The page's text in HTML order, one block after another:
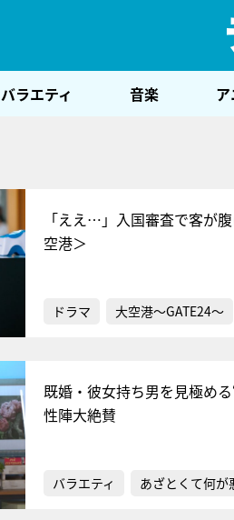
バラエティ 音楽
「ええ…」入国審査で客が
空港＞
ドラマ 大空港～GATE24～
既婚・彼女持ち男を見極め
性陣大絶賛
バラエティ あざとくて何が